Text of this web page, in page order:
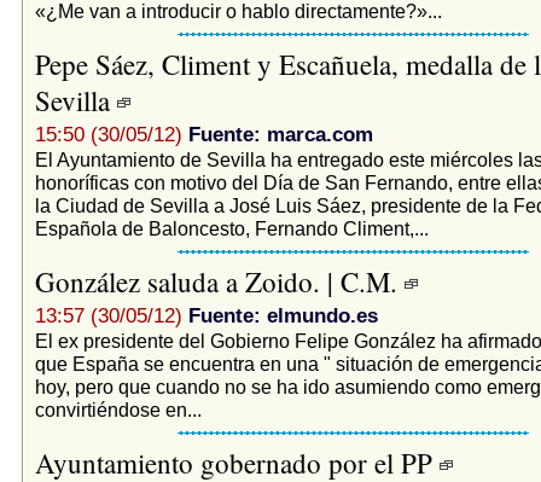
«¿Me van a introducir o hablo directamente?»...
Pepe Sáez, Climent y Escañuela, medalla de
Sevilla
15:50 (30/05/12) Fuente: marca.com
El Ayuntamiento de Sevilla ha entregado este miércoles
honoríficas con motivo del Día de San Fernando, entre
la Ciudad de Sevilla a José Luis Sáez, presidente de la
Española de Baloncesto, Fernando Climent,...
González saluda a Zoido. | C.M.
13:57 (30/05/12) Fuente: elmundo.es
El ex presidente del Gobierno Felipe González ha
que España se encuentra en una " situación de
hoy, pero que cuando no se ha ido asumiendo como
convirtiéndose en...
Ayuntamiento gobernado por el PP